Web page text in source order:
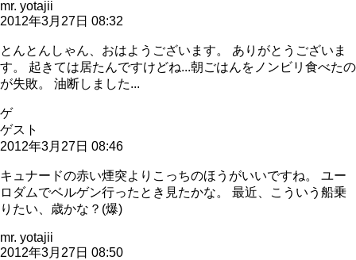
mr. yotajii
2012年3月27日 08:32
とんとんしゃん、おはようございます。 ありがとうございま
す。 起きては居たんですけどね...朝ごはんをノンビリ食べたの
が失敗。 油断しました...
ゲ
ゲスト
2012年3月27日 08:46
キュナードの赤い煙突よりこっちのほうがいいですね。 ユー
ロダムでベルゲン行ったとき見たかな。 最近、こういう船乗
りたい、歳かな？(爆)
mr. yotajii
2012年3月27日 08:50